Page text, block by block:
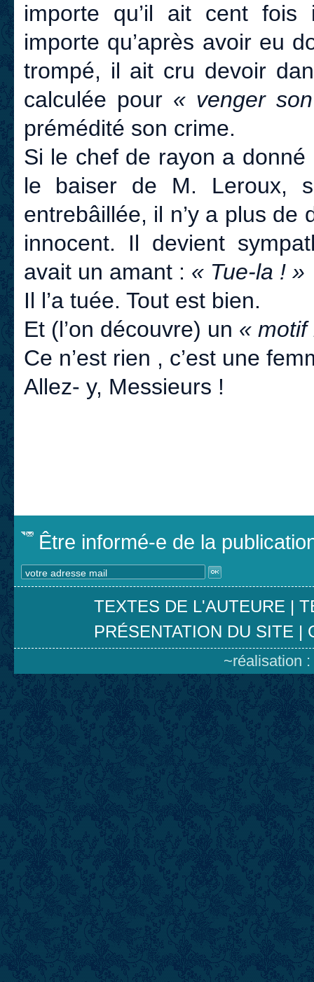
importe qu’il ait cent fois
importe qu’après avoir eu
trompé, il ait cru devoir
calculée pour « venger
prémédité son crime.
Si le chef de rayon a
le baiser de M. Leroux,
entrebâillée, il n’y a plus
innocent. Il devient
avait un amant : « Tue-la ! »
Il l’a tuée. Tout est bien.
Et (l’on découvre) un « motif
Ce n’est rien , c’est une
Allez- y, Messieurs !
Être informé-e de la
TEXTES DE L'AUTEURE |
PRÉSENTATION DU SITE |
~réalisation